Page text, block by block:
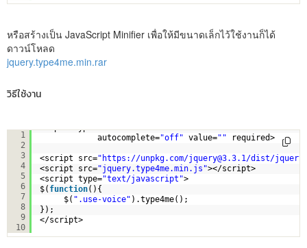
หรือสร้างเป็น JavaScript Minifier เพื่อให้มีขนาดเล็กไว้ใช้งานก็ได้
ดาวน์โหลด
jquery.type4me.min.rar
วิธีใช้งาน
1
2
3
4
5
6
7
8
9
10
autocomplete="off" value="" required>
<script src=" https://unpkg.com/jquery@3.3.1/dist/
<script src="jquery.type4me.min.js"></script>
<script type="text/javascript">
$( function(){
$( ".use-voice" ).type4me();
});
</script>